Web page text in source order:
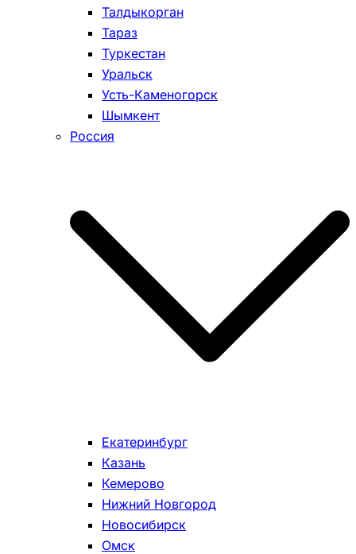
Талдыкорган
Тараз
Туркестан
Уральск
Усть-Каменогорск
Шымкент
Россия
Екатеринбург
Казань
Кемерово
Нижний Новгород
Новосибирск
Омск